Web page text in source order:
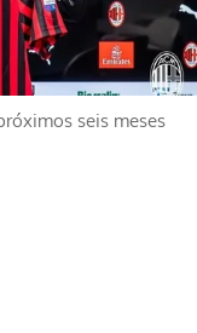
seis meses